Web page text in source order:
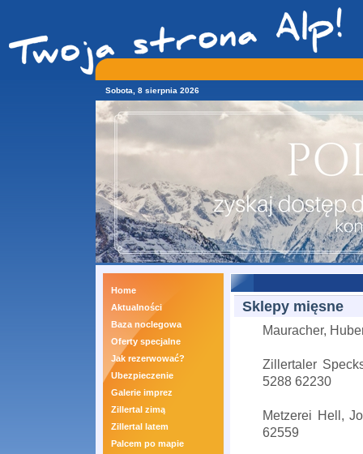
Sobota, 8 sierpnia 2026
Home
Aktualności
Baza noclegowa
Oferty specjalne
Jak rezerwować?
Ubezpieczenie
Galerie imprez
Zillertal zimą
Zillertal latem
Palcem po mapie
Sklepy mięsne
Mauracher,
Zillertaler
5288 62230
Metzerei Hell,
62559